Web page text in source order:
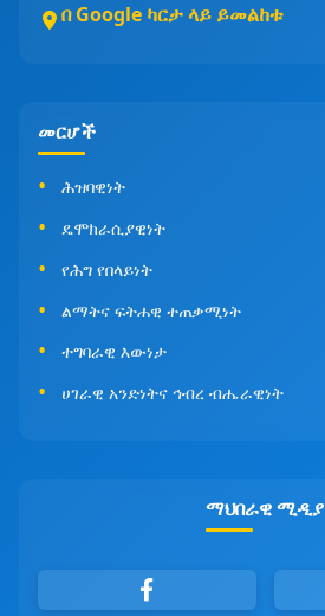
በ Google ካርታ ላይ ይመልከቱ
መርሆች
ሕዝባዊነት
ዴሞክራሲያዊነት
የሕግ የበላይነት
ልማትና ፍትሐዊ ተጠቃሚነት
ተግባራዊ እውነታ
ሀገራዊ አንድነትና ኅብረ ብሔራዊነት
ማህበራዊ ሚዲያ